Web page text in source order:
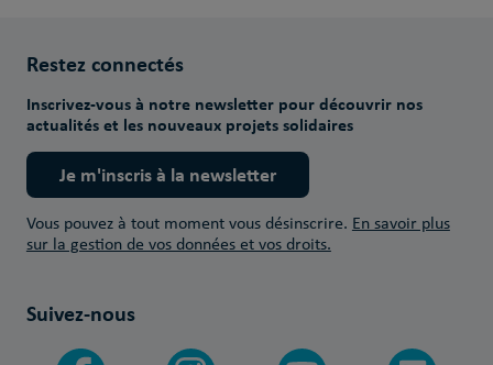
Restez connectés
Inscrivez-vous à notre newsletter pour découvrir nos
actualités et les nouveaux projets solidaires
Je m'inscris à la newsletter
Vous pouvez à tout moment vous désinscrire. En savoir plus
sur la gestion de vos données et vos droits.
Suivez-nous